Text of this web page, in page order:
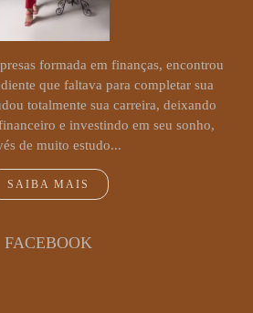
formada em finanças, encontrou
que faltava para completar sua
totalmente sua carreira, deixando
e investindo em seu sonho,
de muito estudo...
SAIBA MAIS
FACEBOOK